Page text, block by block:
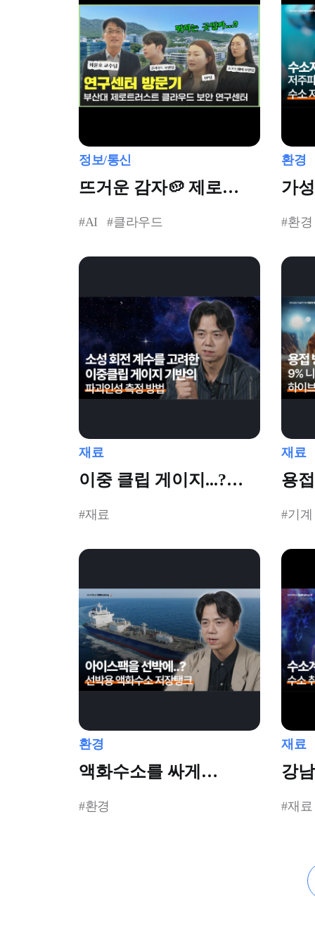
정보/통신
뜨거운 감자🥔 제로
보안연구센터 방문기
#AI #클라우드
환경
가
#환경
재료
이중 클립 게이지...?
#재료
재료
용
#기계
환경
액화수소를 싸게
#환경
재료
강
#재료